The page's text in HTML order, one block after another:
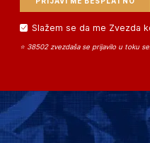
Slažem se da me Zvezda
⭐ 38502 zvezdaša se prijavilo u toku